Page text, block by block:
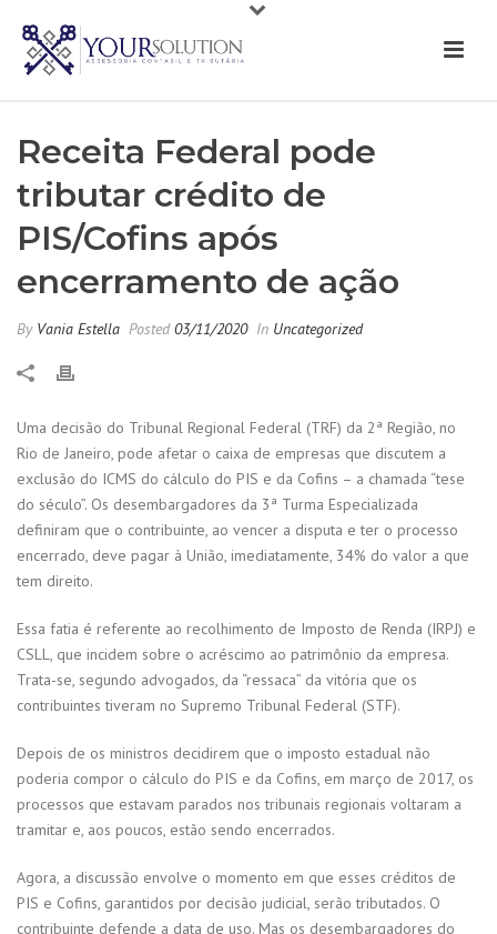
Receita Federal pode
tributar crédito de
PIS/Cofins após
encerramento de ação
By Vania Estella Posted03/11/2020 In Uncategorized
Uma decisão do Tribunal Regional Federal (TRF) da 2ª Região, no
Rio de Janeiro, pode afetar o caixa de empresas que discutem a
exclusão do ICMS do cálculo do PIS e da Cofins – a chamada “tese
do século”. Os desembargadores da 3ª Turma Especializada
definiram que o contribuinte, ao vencer a disputa e ter o processo
encerrado, deve pagar à União, imediatamente, 34% do valor a que
tem direito.
Essa fatia é referente ao recolhimento de Imposto de Renda (IRPJ) e
CSLL, que incidem sobre o acréscimo ao patrimônio da empresa.
Trata-se, segundo advogados, da “ressaca” da vitória que os
contribuintes tiveram no Supremo Tribunal Federal (STF).
Depois de os ministros decidirem que o imposto estadual não
poderia compor o cálculo do PIS e da Cofins, em março de 2017, os
processos que estavam parados nos tribunais regionais voltaram a
tramitar e, aos poucos, estão sendo encerrados.
Agora, a discussão envolve o momento em que esses créditos de
PIS e Cofins, garantidos por decisão judicial, serão tributados. O
contribuinte defende a data de uso. Mas os desembargadores do